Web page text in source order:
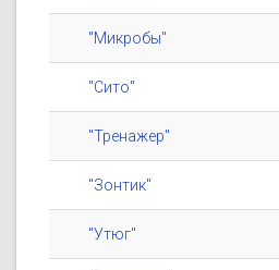
"Микробы"
"Сито"
"Тренажер"
"Зонтик"
"Утюг"